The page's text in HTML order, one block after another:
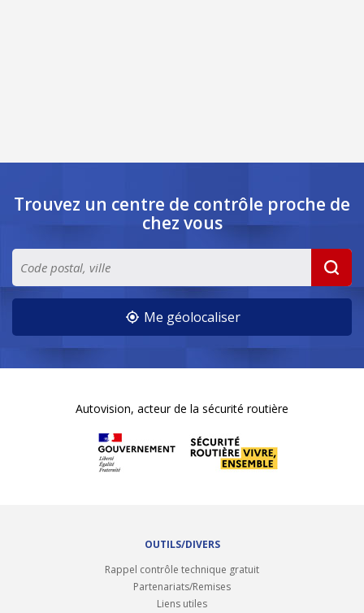
Trouvez un centre de contrôle proche de
chez vous
Me géolocaliser
Autovision, acteur de la sécurité routière
OUTILS/DIVERS
Rappel contrôle technique gratuit
Partenariats/Remises
Liens utiles